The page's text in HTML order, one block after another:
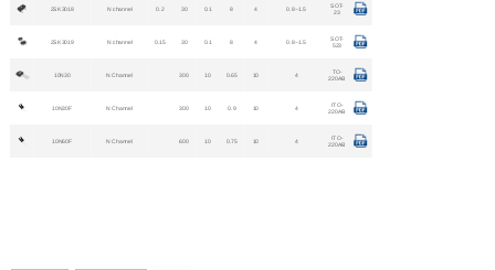
2SK3018 N channel 0.2 30 0.1 8 4 0.8~1.5
SOT-
23
2SK3019 N channel 0.15 30 0.1 8 4 0.8~1.5
SOT-
523
10N30 N Channel 300 10 0.65 10 4
TO-
220AB
10N30F N Channel 300 10 0.9 10 4
ITO-
220AB
10N60F N Channel 600 10 0.75 10 4
ITO-
220AB